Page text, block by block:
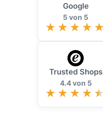
Google
5 von 5
Trusted Shops
4.4 von 5